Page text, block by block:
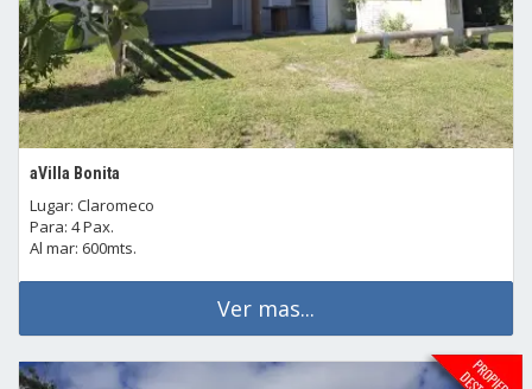
aVilla Bonita
Lugar: Claromeco
Para: 4 Pax.
Al mar: 600mts.
Ver mas...